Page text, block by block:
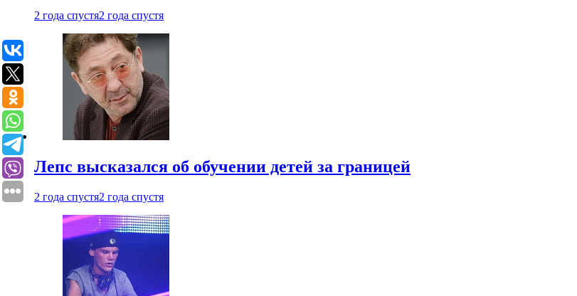
2 года спустя2 года спустя
Лепс высказался об обучении детей за границей
2 года спустя2 года спустя